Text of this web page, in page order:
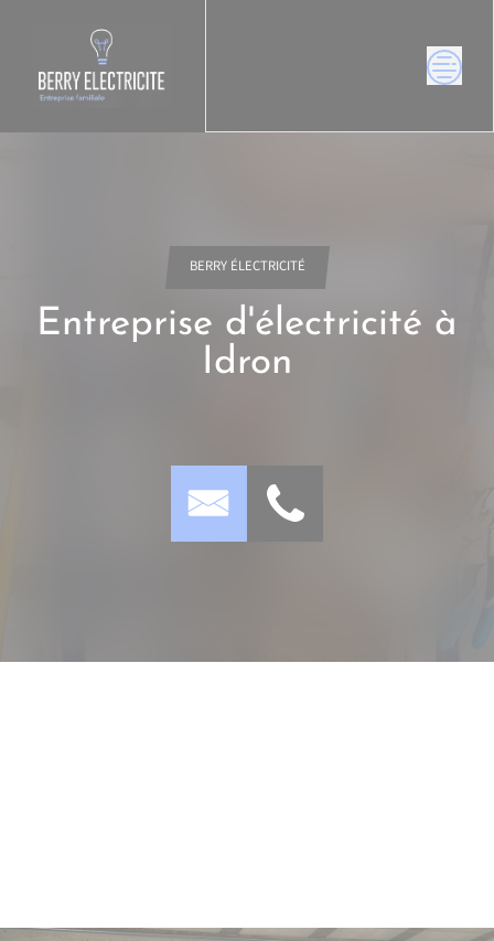
BERRY ÉLECTRICITÉ
Entreprise d'électricité à
Idron